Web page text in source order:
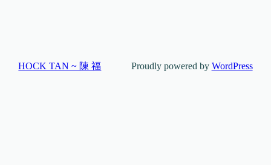
HOCK TAN ~ 陳 福 Proudly powered by WordPress